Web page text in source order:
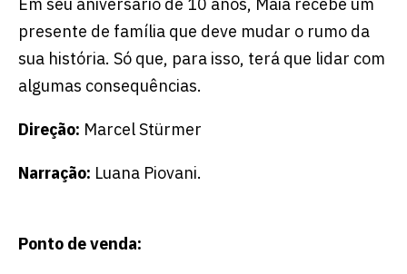
presente de família que deve mudar o rumo da
sua história. Só que, para isso, terá que lidar com
algumas consequências.
Direção: Marcel Stürmer
Narração: Luana Piovani.
Ponto de venda: